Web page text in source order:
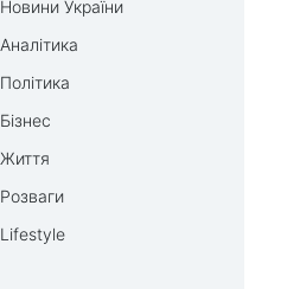
Новини України
Аналітика
Політика
Бізнес
Життя
Розваги
Lifestyle